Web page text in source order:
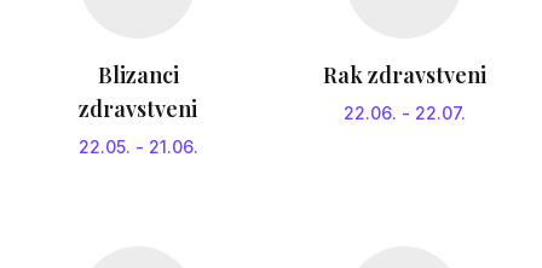
Blizanci
zdravstveni
22.05. - 21.06.
Rak zdravstveni
22.06. - 22.07.